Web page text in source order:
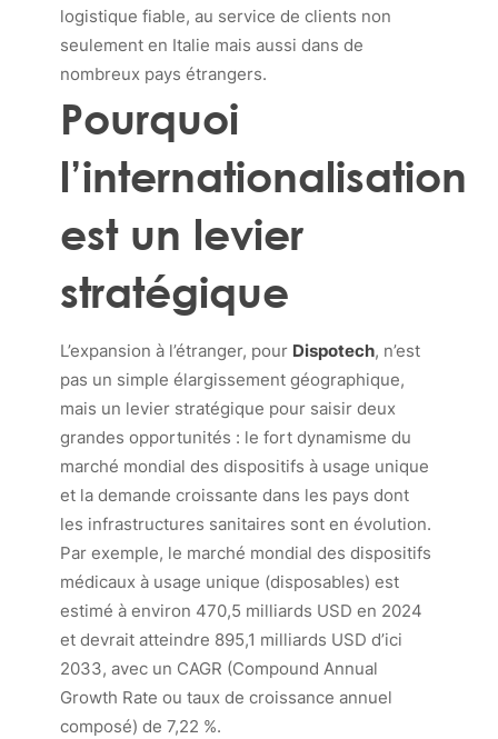
logistique fiable, au service de clients non
seulement en Italie mais aussi dans de
nombreux pays étrangers.
Pourquoi
l’internationalisation
est un levier
stratégique
L’expansion à l’étranger, pour Dispotech, n’est
pas un simple élargissement géographique,
mais un levier stratégique pour saisir deux
grandes opportunités : le fort dynamisme du
marché mondial des dispositifs à usage unique
et la demande croissante dans les pays dont
les infrastructures sanitaires sont en évolution.
Par exemple, le marché mondial des dispositifs
médicaux à usage unique (disposables) est
estimé à environ 470,5 milliards USD en 2024
et devrait atteindre 895,1 milliards USD d’ici
2033, avec un CAGR (Compound Annual
Growth Rate ou taux de croissance annuel
composé) de 7,22 %.